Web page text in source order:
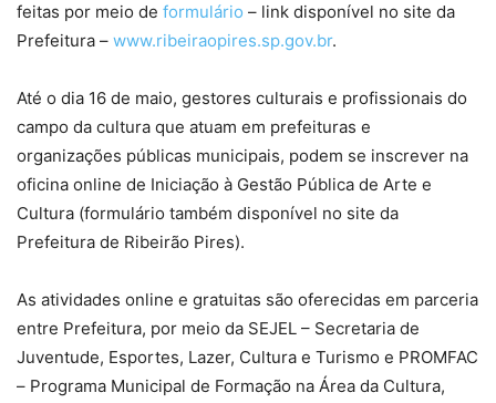
feitas por meio de formulário – link disponível no site da
Prefeitura – www.ribeiraopires.sp.gov.br.
Até o dia 16 de maio, gestores culturais e profissionais do
campo da cultura que atuam em prefeituras e
organizações públicas municipais, podem se inscrever na
oficina online de Iniciação à Gestão Pública de Arte e
Cultura (formulário também disponível no site da
Prefeitura de Ribeirão Pires).
As atividades online e gratuitas são oferecidas em parceria
entre Prefeitura, por meio da SEJEL – Secretaria de
Juventude, Esportes, Lazer, Cultura e Turismo e PROMFAC
– Programa Municipal de Formação na Área da Cultura,